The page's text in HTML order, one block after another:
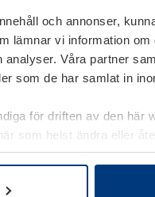
och annonser,
lämnar vi information om
Våra partner
som de har samlat in
för driften av den här
som helst ändra eller